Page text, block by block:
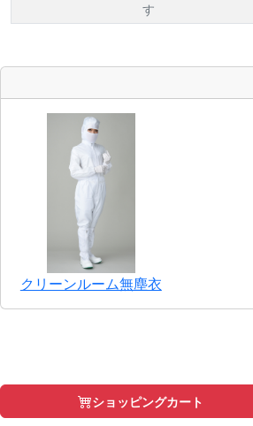
す
クリーンルーム無塵衣
ショッピングカート